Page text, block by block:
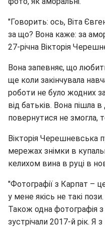
"Говорить: ось, Віта
за що? Вона каже: за
27-річна Вікторія
Вона запевняє, що
ще коли закінчувала
роботи не було жодних
від батьків. Вона пішла
повернутися не змогла,
Вікторія Черешневська
мережах знімки в
келихом вина в руці в
"Фотографії з Карпат –
у мене якісь не такі
Також одна фотографія
зустрічали 2017-й рік.